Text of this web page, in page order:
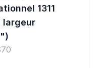
1311
largeur